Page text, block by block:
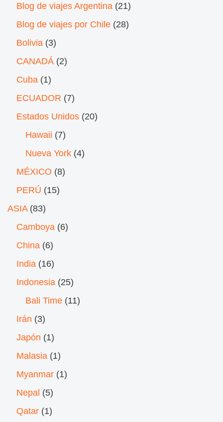
Blog de viajes Argentina (21)
Blog de viajes por Chile (28)
Bolivia (3)
CANADÁ (2)
Cuba (1)
ECUADOR (7)
Estados Unidos (20)
Hawaii (7)
Nueva York (4)
MÉXICO (8)
PERÚ (15)
ASIA(83)
Camboya (6)
China (6)
India (16)
Indonesia (25)
Bali Time (11)
Irán (3)
Japón (1)
Malasia (1)
Myanmar (1)
Nepal (5)
Qatar (1)